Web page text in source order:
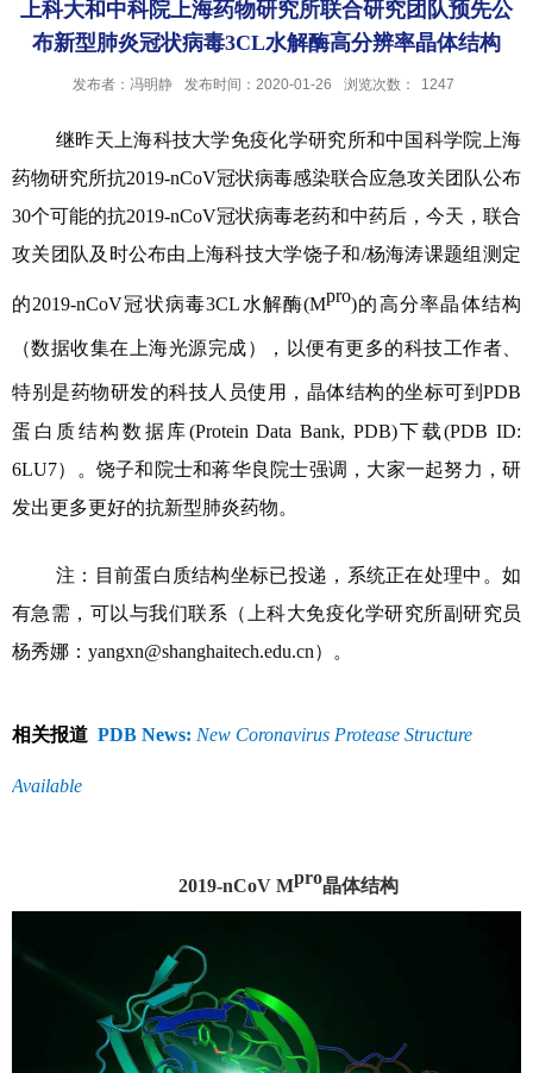
上科大和中科院上海药物研究所联合研究团队预先公
布新型肺炎冠状病毒3CL水解酶高分辨率晶体结构
发布者：冯明静 发布时间：2020-01-26 浏览次数： 1247
继昨天上海科技大学免疫化学研究所和中国科学院上海
药物研究所抗2019-nCoV冠状病毒感染联合应急攻关团队公布
30个可能的抗2019-nCoV冠状病毒老药和中药后，今天，联合
攻关团队及时公布由上海科技大学饶子和/杨海涛课题组测定
的2019-nCoV冠状病毒3CL水解酶(Mpro)的高分率晶体结构
（数据收集在上海光源完成） ，以便有更多的科技工作者、
特别是药物研发的科技人员使用，晶体结构的坐标可到 PDB
蛋白质结构数据库(Protein Data Bank, PDB)下载(PDB ID:
6LU7）。饶子和院士和蒋华良院士强调，大家一起努力，研
发出更多更好的抗新型肺炎药物。
注：目前蛋白质结构坐标已投递，系统正在处理中。如
有急需，可以与我们联系（上科大免疫化学研究所副研究员
杨秀娜：yangxn@shanghaitech.edu.cn）。
相关报道 PDB News: New Coronavirus Protease Structure
Available
2019-nCoV Mpro晶体结构